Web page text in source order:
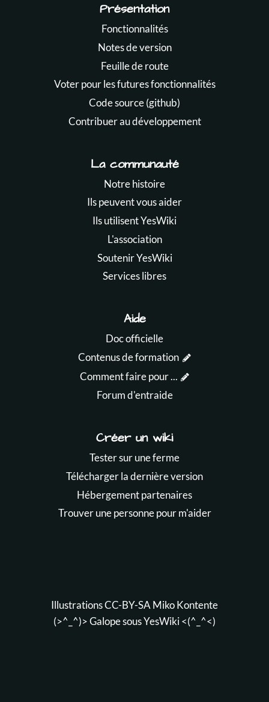
Présentation
Fonctionnalités
Notes de version
Feuille de route
Voter pour les futures fonctionnalités
Code source (github)
Contribuer au développement
La communauté
Notre histoire
Ils peuvent vous aider
Ils utilisent YesWiki
L'association
Soutenir YesWiki
Services libres
Aide
Doc officielle
Contenus de formation
Comment faire pour ...
Forum d'entraide
Créer un wiki
Tester sur une ferme
Télécharger la dernière version
Hébergement partenaires
Trouver une personne pour m'aider
Illustrations CC-BY-SAMiko Kontente
(>^_^)> Galope sousYesWiki<(^_^<)